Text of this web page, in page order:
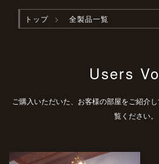
トップ 全製品一覧
Users
ご購入いただいた、お客様の部屋をご紹介
覧ください。